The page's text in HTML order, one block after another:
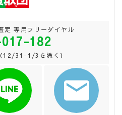
定 専用フリーダイヤル
182
12/31-1/3を除く）